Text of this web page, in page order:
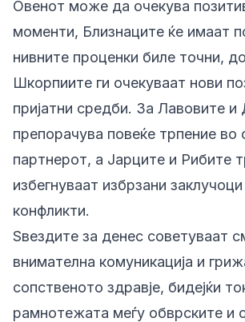
Овенот може да очекува
моменти, Близнаците ќе имаат
нивните проценки биле точни,
Шкорпиите ги очекуваат нови
пријатни средби. За Лавовите и
препорачува повеќе трпение во
партнерот, а Јарците и Рибите
избегнуваат избрзани
конфликти.
Ѕвездите за денес советуваат
внимателна комуникација и
сопственото здравје, бидејќи
рамнотежата меѓу обврските и